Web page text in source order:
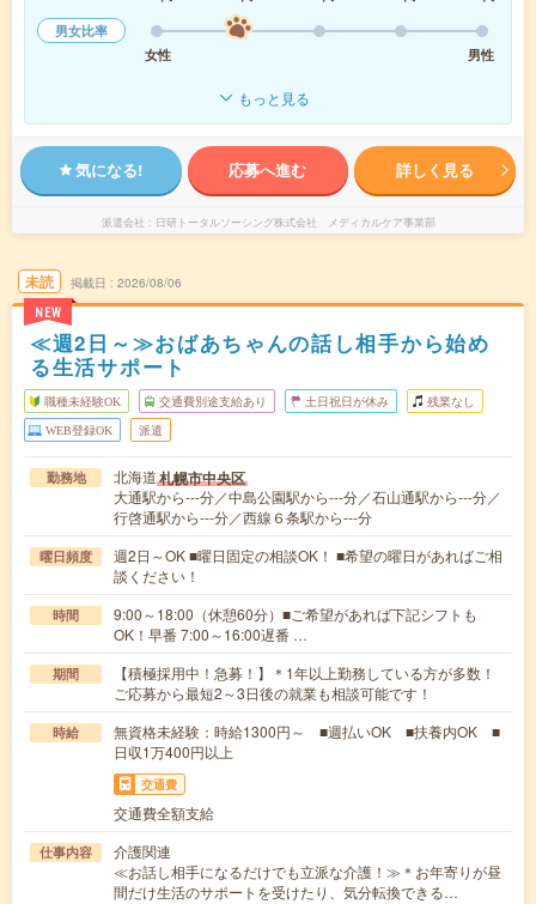
男女比率
女性
男性
もっと見る
気になる! 応募へ進む 詳しく見る
派遣会社 日研トータルソーシング株式会社 メディカルケア事業部
未読
NEW
掲載日 2026/08/06
≪週2日～≫おばあちゃんの話し相手から始め
る生活サポート
職種未経験OK 交通費別途支給あり 土日祝日が休み 残業なし
WEB登録OK 派遣
勤務地 北海道札幌市中央区
大通駅から---分／中島公園駅から---分／石山通駅から---分／
行啓通駅から---分／西線６条駅から---分
曜日頻度
週2日～OK ■曜日固定の相談OK！ ■希望の曜日があればご相
談ください！
時間
9:00～18:00（休憩60分）■ご希望があれば下記シフトも
OK！早番 7:00～16:00遅番 …
期間
【積極採用中！急募！】＊1年以上勤務している方が多数！
ご応募から最短2～3日後の就業も相談可能です！
時給
無資格未経験：時給1300円～ ■週払いOK ■扶養内OK ■
日収1万400円以上
交通費
交通費全額支給
仕事内容
介護関連
≪お話し相手になるだけでも立派な介護！≫＊お年寄りが昼
間だけ生活のサポートを受けたり、気分転換できる…